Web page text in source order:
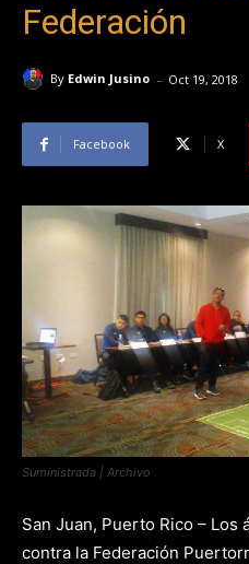
Federación
By Edwin Jusino - Oct 19, 2018
Facebook X
Suministrada | Archivo
San Juan, Puerto Rico –
contra la Federación